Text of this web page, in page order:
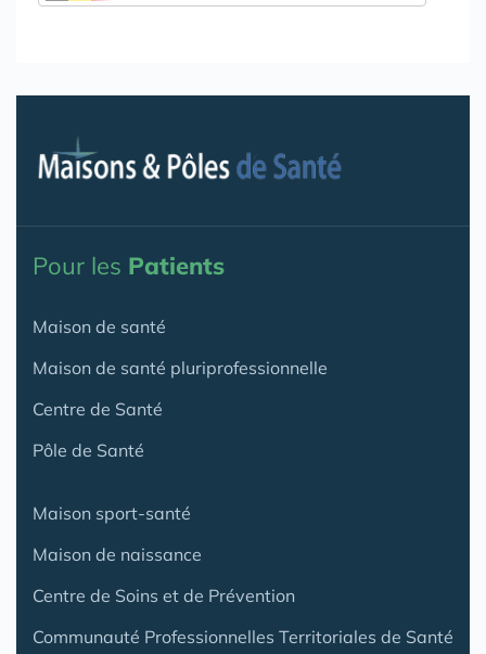
Pour les Patients
Maison de santé
Maison de santé pluriprofessionnelle
Centre de Santé
Pôle de Santé
Maison sport-santé
Maison de naissance
Centre de Soins et de Prévention
Communauté Professionnelles Territoriales de Santé